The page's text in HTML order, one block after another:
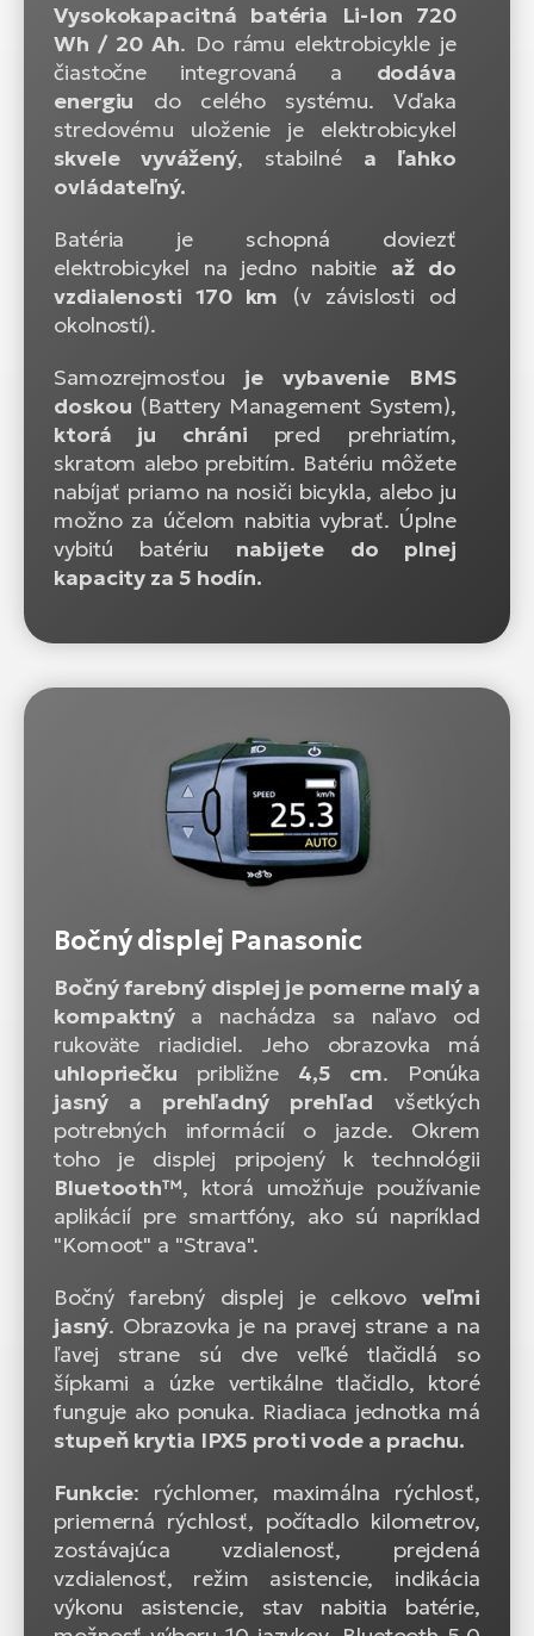
Vysokokapacitná batéria Li-Ion 720
Wh / 20 Ah. Do rámu elektrobicykle je
čiastočne integrovaná a dodáva
energiu do celého systému. Vďaka
stredovému uloženie je elektrobicykel
skvele vyvážený, stabilné a ľahko
ovládateľný.
Batéria je schopná doviezť
elektrobicykel na jedno nabitie až do
vzdialenosti 170 km (v závislosti od
okolností).
Samozrejmosťou je vybavenie BMS
doskou (Battery Management System),
ktorá ju chráni pred prehriatím,
skratom alebo prebitím. Batériu môžete
nabíjať priamo na nosiči bicykla, alebo ju
možno za účelom nabitia vybrať. Úplne
vybitú batériu nabijete do plnej
kapacity za 5 hodín.
Bočný displej Panasonic
Bočný farebný displej je pomerne malý a
kompaktný a nachádza sa naľavo od
rukoväte riadidiel. Jeho obrazovka má
uhlopriečku približne 4,5 cm. Ponúka
jasný a prehľadný prehľad všetkých
potrebných informácií o jazde. Okrem
toho je displej pripojený k technológii
Bluetooth™, ktorá umožňuje používanie
aplikácií pre smartfóny, ako sú napríklad
"Komoot" a "Strava".
Bočný farebný displej je celkovo veľmi
jasný. Obrazovka je na pravej strane a na
ľavej strane sú dve veľké tlačidlá so
šípkami a úzke vertikálne tlačidlo, ktoré
funguje ako ponuka. Riadiaca jednotka má
stupeň krytia IPX5 proti vode a prachu.
Funkcie: rýchlomer, maximálna rýchlosť,
priemerná rýchlosť, počítadlo kilometrov,
zostávajúca vzdialenosť, prejdená
vzdialenosť, režim asistencie, indikácia
výkonu asistencie, stav nabitia batérie,